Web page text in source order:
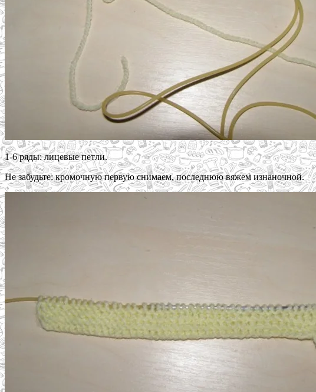
1-6 ряды: лицевые петли.
Не забудьте: кромочную первую снимаем, последнюю вяжем изнаночной.